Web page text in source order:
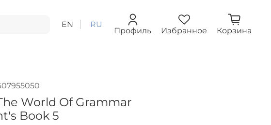
EN RU
Профиль Избранное Корзина
World Of Grammar
Book 5